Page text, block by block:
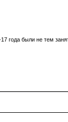
года были не тем